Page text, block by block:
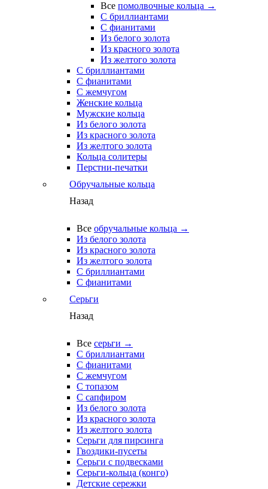
Все помолвочные кольца →
С бриллиантами
С фианитами
Из белого золота
Из красного золота
Из желтого золота
С бриллиантами
С фианитами
С жемчугом
Женские кольца
Мужские кольца
Из белого золота
Из красного золота
Из желтого золота
Кольца солитеры
Перстни-печатки
Обручальные кольца
Назад
Все обручальные кольца →
Из белого золота
Из красного золота
Из желтого золота
С бриллиантами
С фианитами
Серьги
Назад
Все серьги →
С бриллиантами
С фианитами
С жемчугом
С топазом
С сапфиром
Из белого золота
Из красного золота
Из желтого золота
Серьги для пирсинга
Гвоздики-пусеты
Серьги с подвесками
Серьги-кольца (конго)
Детские сережки